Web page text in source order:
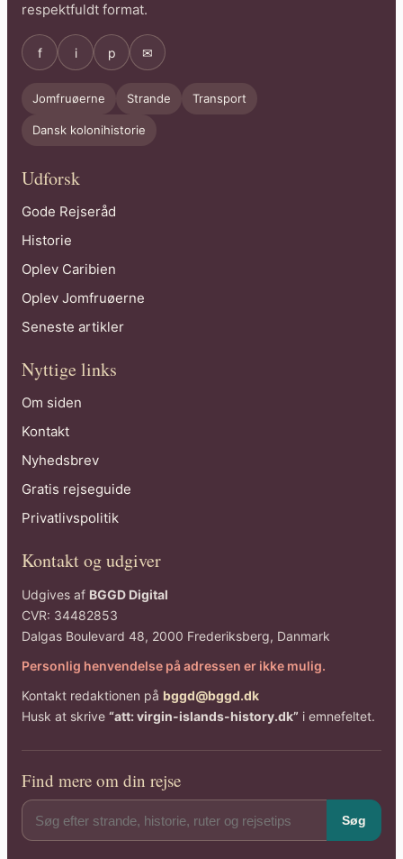
respektfuldt format.
f i p ✉
Jomfruøerne Strande Transport
Dansk kolonihistorie
Udforsk
Gode Rejseråd
Historie
Oplev Caribien
Oplev Jomfruøerne
Seneste artikler
Nyttige links
Om siden
Kontakt
Nyhedsbrev
Gratis rejseguide
Privatlivspolitik
Kontakt og udgiver
Udgives af BGGD Digital
CVR: 34482853
Dalgas Boulevard 48, 2000 Frederiksberg, Danmark
Personlig henvendelse på adressen er ikke mulig.
Kontakt redaktionen på bggd@bggd.dk
Husk at skrive “att: virgin-islands-history.dk” i emnefeltet.
Find mere om din rejse
Søg